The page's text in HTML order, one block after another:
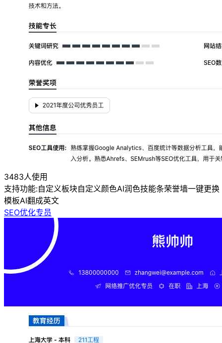
3483人使用
支持功能:自定义板块自定义颜色AI润色技能条荣誉墙一键更换
模板AI翻成英文
SEO优化专员